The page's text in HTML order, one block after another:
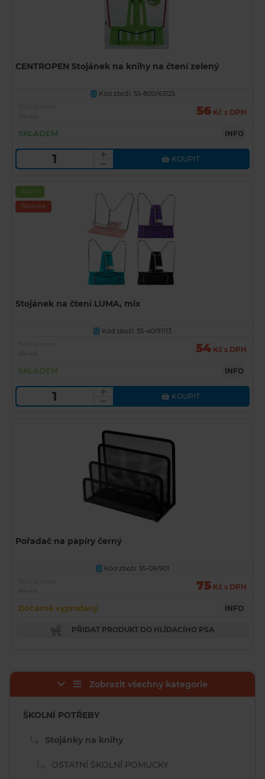
CENTROPEN Stojánek na knihy na čtení zelený
U Kód zboží: 55-800/63125
56 Kč s DPH
SKLADEM INFO
KOUPIT
Akční
Novinka
Stojánek na čtení LUMA, mix
U
Kód zboží: 55-40/91113
54 Kč s DPH
SKLADEM INFO
KOUPIT
Pořadač na papíry černý
U Kód zboží: 55-09/901
75 Kč s DPH
Dočasně vyprodaný INFO
PŘIDAT PRODUKT DO HLÍDACÍHO PSA
Zobrazit všechny kategorie
ŠKOLNÍ POTŘEBY
Stojánky na knihy
OSTATNÍ ŠKOLNÍ POMUCKY